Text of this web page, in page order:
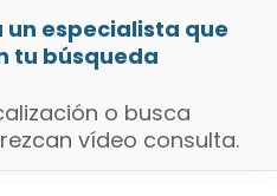
un especialista que
tu búsqueda
o busca
vídeo consulta.